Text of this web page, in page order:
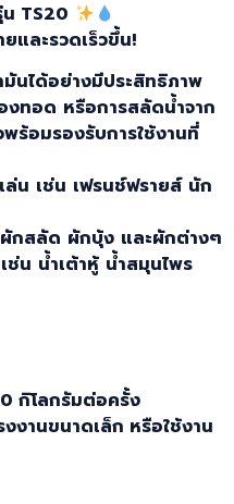
น TS20
และรวดเร็วขึ้น!
นได้อย่างมีประสิทธิภาพ
งทอด หรือการสลัดน้ำจาก
ร้อมรองรับการใช้งานที่
ล่น เช่น เฟรนช์ฟรายส์ นัก
ผักสลัด ผักบุ้ง และผักต่างๆ
เช่น น้ำเต้าหู้ น้ำสมุนไพร
กิโลกรัมต่อครั้ง
งงานขนาดเล็ก หรือใช้งาน